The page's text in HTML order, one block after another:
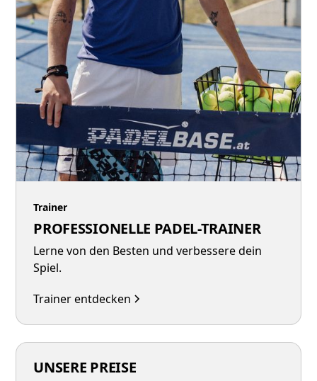
Trainer
PROFESSIONELLE PADEL-TRAINER
Lerne von den Besten und verbessere dein
Spiel.
Trainer entdecken
UNSERE PREISE